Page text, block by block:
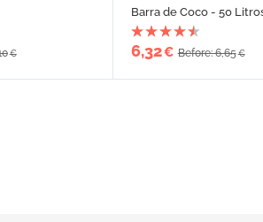
€
Barra de Coco - 50
6,32€ Before: 6,65€